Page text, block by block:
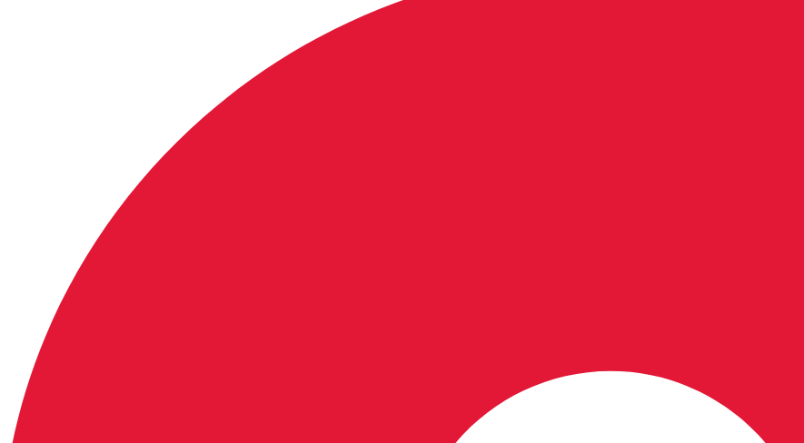
特定商取引に関する法律に基づく表示
IELTSの個⼈情報の取り扱いについて